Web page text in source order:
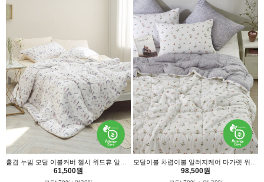
61,500원 98,500원